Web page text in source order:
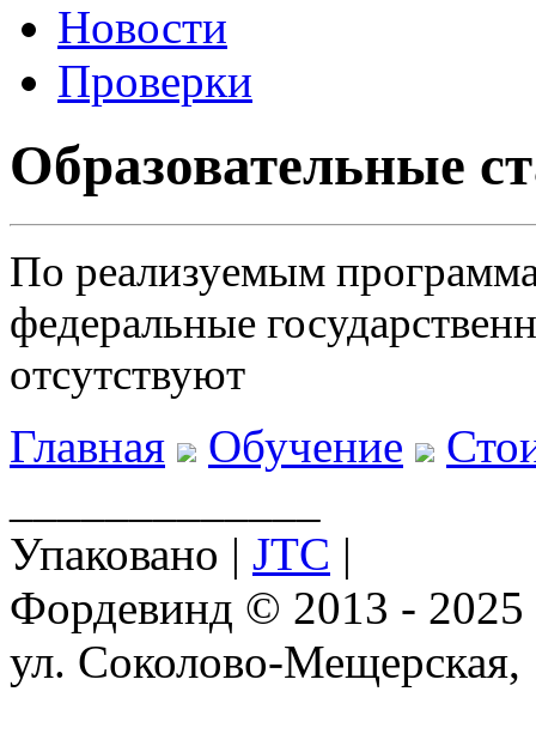
Новости
Проверки
Образовательные
По реализуемым
федеральные
отсутствуют
Главная Обучение
Упаковано | JTC |
Фордевинд © 2013 - 2025
ул. Соколово-Мещерская,